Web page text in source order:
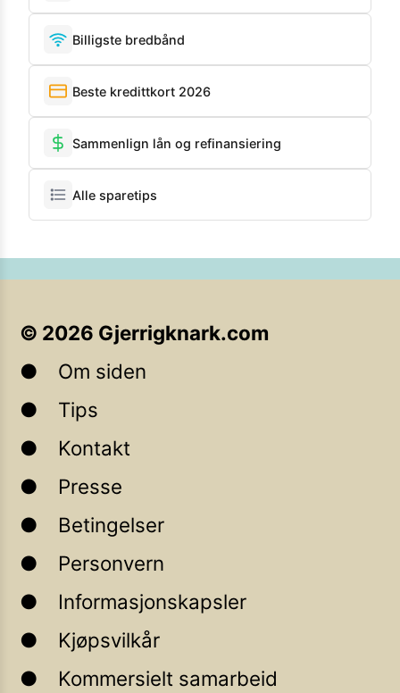
Billigste bredbånd
Beste kredittkort 2026
Sammenlign lån og refinansiering
Alle sparetips
© 2026 Gjerrigknark.com
Om siden
Tips
Kontakt
Presse
Betingelser
Personvern
Informasjonskapsler
Kjøpsvilkår
Kommersielt samarbeid